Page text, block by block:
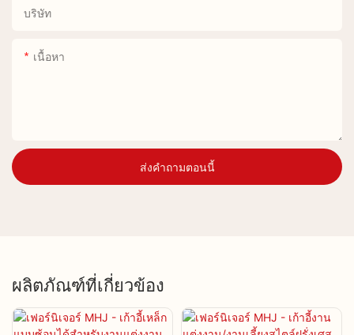
บริษัท
เนื้อหา
ส่งคำถามตอนนี้
ผลิตภัณฑ์ที่เกี่ยวข้อง